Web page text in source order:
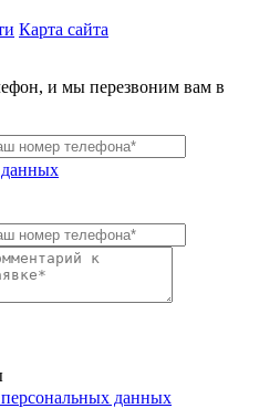
Карта сайта
и мы перезвоним вам в
данных
персональных данных